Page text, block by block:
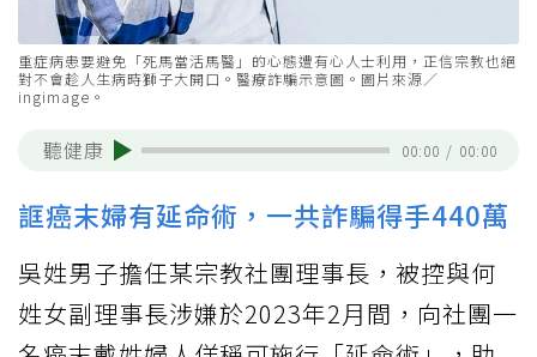
重症病患要避免「死馬當活馬醫」的心態遭有心人士利用，正信宗教也絕
對不會趁人生病時獅子大開口。醫療詐騙示意圖。圖片來源／
ingimage。
聽健康 00:00 / 00:00
誆癌末婦有延命術，一共詐騙得手440萬
吳姓男子擔任某宗教社團理事長，被控與何
姓女副理事長涉嫌於2023年2月間，向社團一